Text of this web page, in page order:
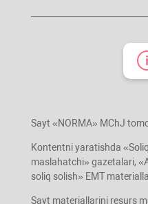
Sayt «NORMA» MChJ
Kontentni yaratishda
maslahatchi» gazetalari,
soliq solish» EMT
Sayt materiallarini resurs